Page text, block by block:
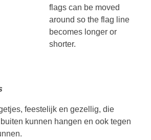
flags can be moved
around so the flag line
becomes longer or
shorter.
feestelijk en gezellig, die
kunnen hangen en ook tegen